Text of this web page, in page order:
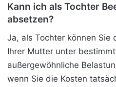
Kann ich als Tochter
absetzen?
Ja, als Tochter können Sie
Ihrer Mutter unter
außergewöhnliche
wenn Sie die Kosten